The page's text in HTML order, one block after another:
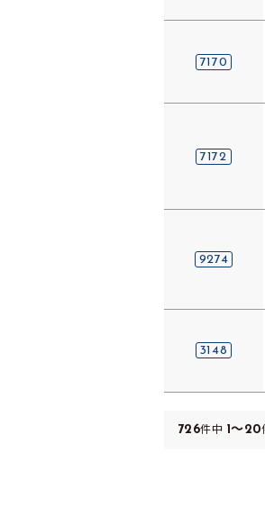
7170
7172
9274
3148
726件中 1～20